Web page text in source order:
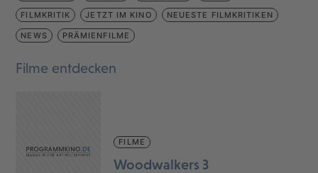
FILMKRITIK JETZT IM KINO NEUESTE FILMKRITIKEN
NEWS PRÄMIENFILME
Filme entdecken
FILME
Woodwalkers 3